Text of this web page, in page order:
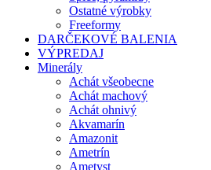
Ostatné výrobky
Freeformy
DARČEKOVÉ BALENIA
VÝPREDAJ
Minerály
Achát všeobecne
Achát machový
Achát ohnivý
Akvamarín
Amazonit
Ametrín
Ametyst